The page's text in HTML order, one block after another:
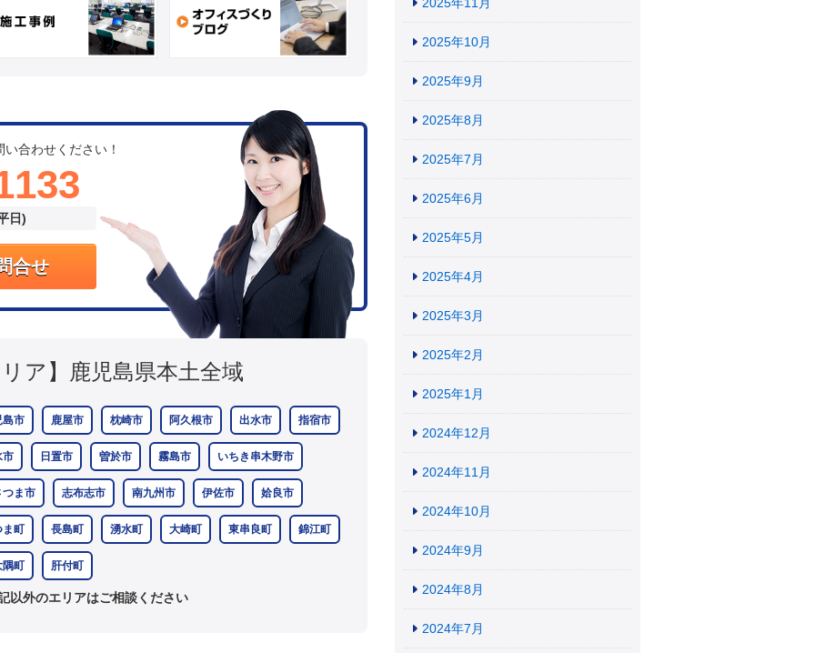
合わせください！
日)
合せ
ア】 鹿児島県本土全域
島市 鹿屋市 枕崎市 阿久根市 出水市 指宿市
市 日置市 曽於市 霧島市 いちき串木野市
つま市 志布志市 南九州市 伊佐市 姶良市
ま町 長島町 湧水町 大崎町 東串良町 錦江町
隅町 肝付町
以外のエリアはご相談ください
2025年10月
2025年9月
2025年8月
2025年7月
2025年6月
2025年5月
2025年4月
2025年3月
2025年2月
2025年1月
2024年12月
2024年11月
2024年10月
2024年9月
2024年8月
2024年7月